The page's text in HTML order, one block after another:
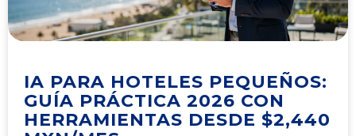
IA PARA HOTELES PEQUEÑOS:
GUÍA PRÁCTICA 2026 CON
HERRAMIENTAS DESDE $2,440